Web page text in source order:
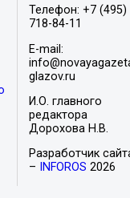
Телефон: +7 (495)
718-84-11
E-mail:
glazov.ru
И.О. главного
редактора
Дорохова Н.В.
Разработчик
–
INFOROS 2026